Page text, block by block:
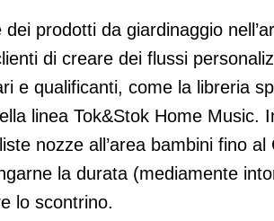
dei prodotti da giardinaggio
di creare dei flussi
e qualificanti, come la libreria
linea Tok&Stok Home Music.
nozze all’area bambini fino
la durata (mediamente
lo scontrino.